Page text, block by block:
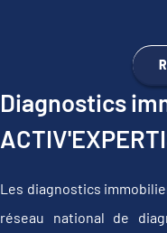
Diagnostics
Les diagnostics
réseau national de